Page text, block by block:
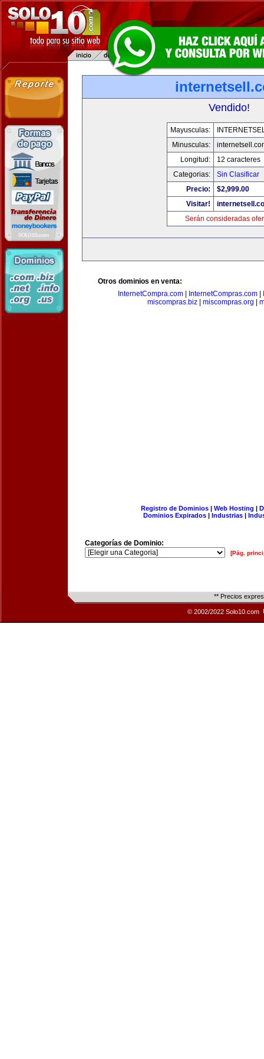
Vendido!
Mayusculas:
Minusculas:
Longitud:
12 caracteres
Categorias:
Sin Clasificar
Precio:
$2,999.00
Visitar!
Serán consideradas
Otros dominios en venta:
InternetCompra.com
InternetCompras.com
miscompras.biz
miscompras.org
Registro de Dominios| Web Hosting |
Dominios Expirados | Industrias |
Categorías de Dominio:
[Pág.
** Precios
© 2002/2022 Solo10.com